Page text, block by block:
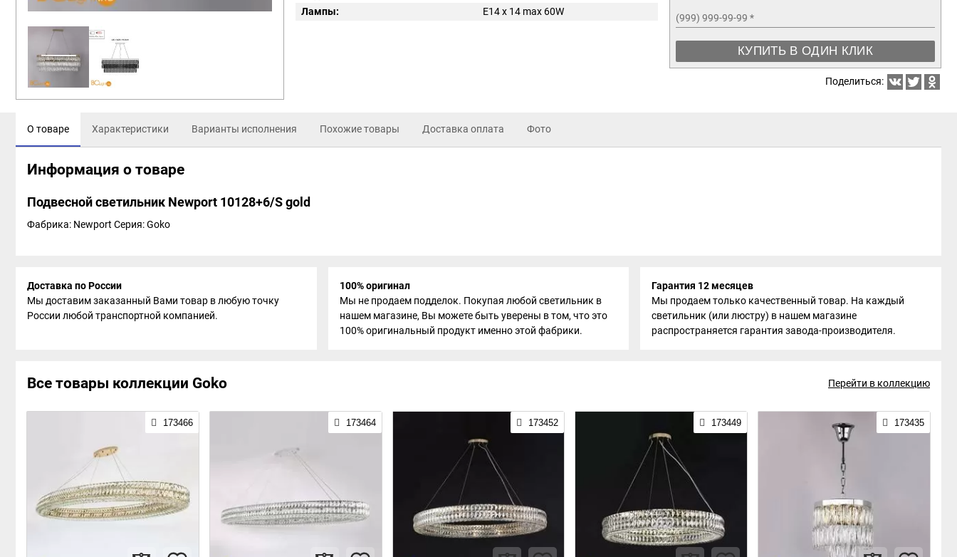
Лампы:
E14 x 14 max 60W
(999) 999-99-99 *
КУПИТЬ В ОДИН КЛИК
Поделиться:
О товаре Характеристики Варианты исполнения Похожие товары Доставка оплата Фото
Информация о товаре
Подвесной светильник Newport 10128+6/S gold
Фабрика: Newport Серия: Goko
Доставка по России
Мы доставим заказанный Вами товар в любую точку
России любой транспортной компанией.
100% оригинал
Мы не продаем подделок. Покупая любой светильник в
нашем магазине, Вы можете быть уверены в том, что это
100% оригинальный продукт именно этой фабрики.
Гарантия 12 месяцев
Мы продаем только качественный товар. На каждый
светильник (или люстру) в нашем магазине
распространяется гарантия завода-производителя.
Все товары коллекции Goko Перейти в коллекцию
173466 173464 173452 173449 173435